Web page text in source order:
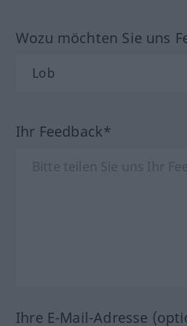
Wozu möchten Sie uns
Ihr Feedback*
Ihre E-Mail-Adresse